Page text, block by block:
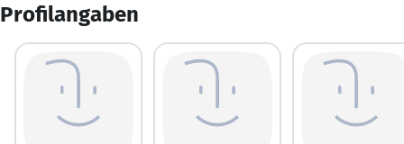
Profilangaben